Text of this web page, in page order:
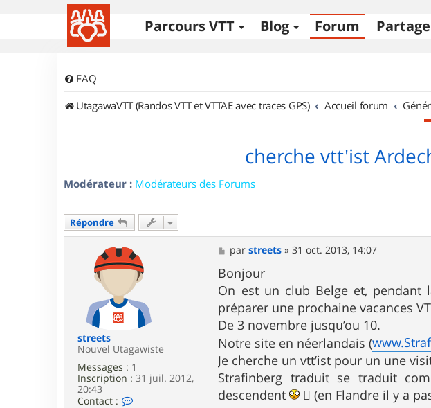
Parcours VTT Blog Forum
FAQ
UtagawaVTT (Randos VTT et VTTAE avec traces GPS)
Accueil forum
cherche vtt'ist
Modérateur : Modérateurs des Forums
Répondre
streets
Nouvel Utagawiste
Messages : 1
Inscription : 31 juil. 2012,
20:43
Contact :
M
e
s
s
a
g
e
parstreets »31 oct. 2013, 14:07
Bonjour
On est un club Belge et, pendant
préparer une prochaine vacances
De 3 novembre jusqu’ou 10.
Notre site en néerlandais (
Je cherche un vtt’ist pour un une
Strafinberg traduit se traduit
descendent
 (en Flandre il y a